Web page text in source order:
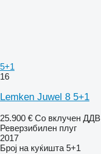
5+1
16
Lemken Juwel 8 5+1
25.900 € Со вклучен ДДВ
Реверзибилен плуг
2017
Број на куќишта 5+1